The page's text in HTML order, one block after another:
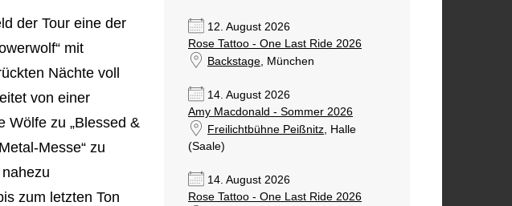
der Tour eine der
mit
Nächte voll
von einer
Wölfe zu „Blessed &
Messe“ zu
zum letzten Ton
12. August 2026
Rose Tattoo - One Last Ride 2026
Backstage, München
14. August 2026
Amy Macdonald - Sommer 2026
Freilichtbühne Peißnitz, Halle
(Saale)
14. August 2026
Rose Tattoo - One Last Ride 2026